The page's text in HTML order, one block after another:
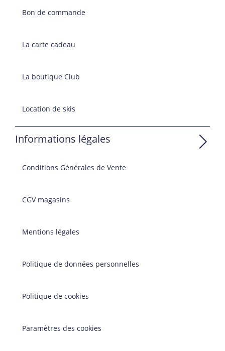
Bon de commande
La carte cadeau
La boutique Club
Location de skis
Informations légales
Conditions Générales de Vente
CGV magasins
Mentions légales
Politique de données personnelles
Politique de cookies
Paramètres des cookies